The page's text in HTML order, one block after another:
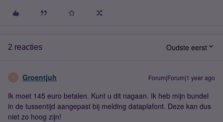
2 reacties Oudste eerst
G Groentjuh Forum|Forum|1 year ago
Ik moet 145 euro betalen. Kunt u dit nagaan. Ik heb mijn bundel
in de tussentijd aangepast bij melding dataplafont. Deze kan dus
niet zo hoog zijn!